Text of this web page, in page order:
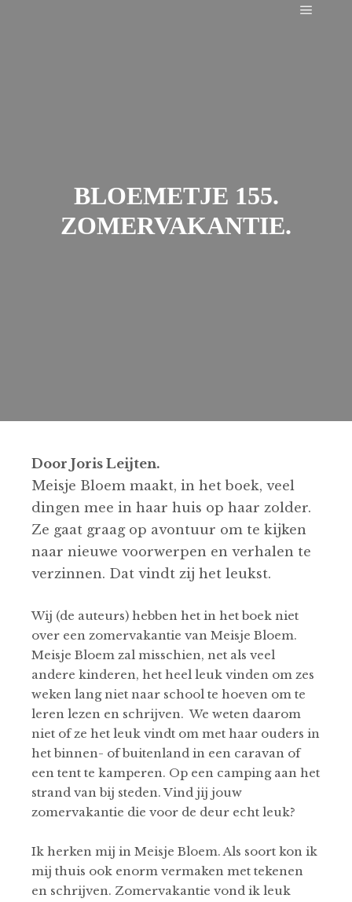
BLOEMETJE 155.
ZOMERVAKANTIE.
Door Joris Leijten.
Meisje Bloem maakt, in het boek, veel
dingen mee in haar huis op haar zolder.
Ze gaat graag op avontuur om te kijken
naar nieuwe voorwerpen en verhalen te
verzinnen. Dat vindt zij het leukst.
Wij (de auteurs) hebben het in het boek niet
over een zomervakantie van Meisje Bloem.
Meisje Bloem zal misschien, net als veel
andere kinderen, het heel leuk vinden om zes
weken lang niet naar school te hoeven om te
leren lezen en schrijven.We weten daarom
niet of ze het leuk vindt om met haar ouders in
het binnen- of buitenland in een caravan of
een tent te kamperen. Op een camping aan het
strand van bij steden. Vind jij jouw
zomervakantie die voor de deur echt leuk?
Ik herken mij in Meisje Bloem. Als soort kon ik
mij thuis ook enorm vermaken met tekenen
en schrijven. Zomervakantie vond ik leuk